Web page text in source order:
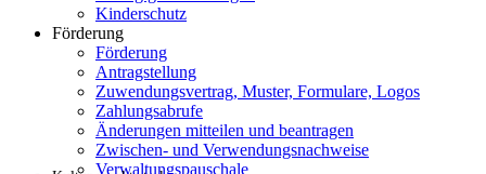
Kinderschutz
Förderung
Förderung
Antragstellung
Zuwendungsvertrag, Muster, Formulare, Logos
Zahlungsabrufe
Änderungen mitteilen und beantragen
Zwischen- und Verwendungsnachweise
Verwaltungspauschale